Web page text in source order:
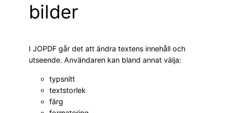
bilder
I JOPDF går det att ändra textens innehåll och
utseende. Användaren kan bland annat välja:
typsnitt
textstorlek
färg